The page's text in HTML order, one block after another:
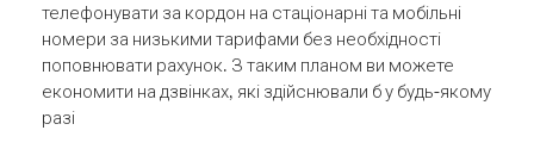
телефонувати за кордон на стаціонарні та мобільні
номери за низькими тарифами без необхідності
поповнювати рахунок. З таким планом ви можете
економити на дзвінках, які здійснювали б у будь-якому
разі